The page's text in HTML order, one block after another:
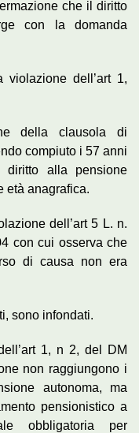
che il diritto
con la domanda
dell’art 1,
della clausola di
compiuto i 57 anni
diritto alla pensione
età anagrafica.
dell’art 5 L. n.
con cui osserva che
di causa non era
sono infondati.
1, n 2, del DM
non raggiungono i
autonoma, ma
pensionistico a
obbligatoria per